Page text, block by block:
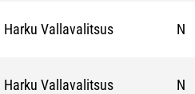
Harku Vallavalitsus N
Harku Vallavalitsus N